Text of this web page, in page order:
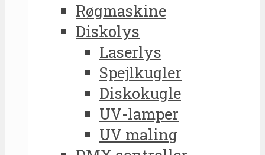
Røgmaskine
Diskolys
Laserlys
Spejlkugler
Diskokugle
UV-lamper
UV maling